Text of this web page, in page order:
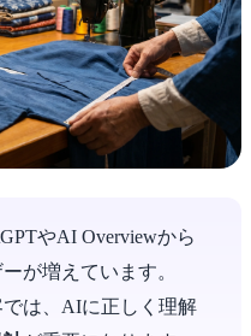
やAI Overviewから
が増えています。
は、AIに正しく理解